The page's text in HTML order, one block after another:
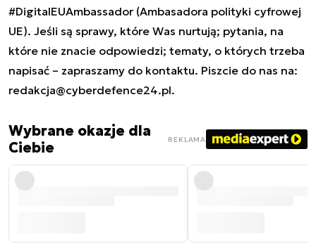
#DigitalEUAmbassador (Ambasadora polityki cyfrowej
UE). Jeśli są sprawy, które Was nurtują; pytania, na
które nie znacie odpowiedzi; tematy, o których trzeba
napisać – zapraszamy do kontaktu. Piszcie do nas na:
redakcja@cyberdefence24.pl.
Wybrane okazje dla
Ciebie
REKLAMA